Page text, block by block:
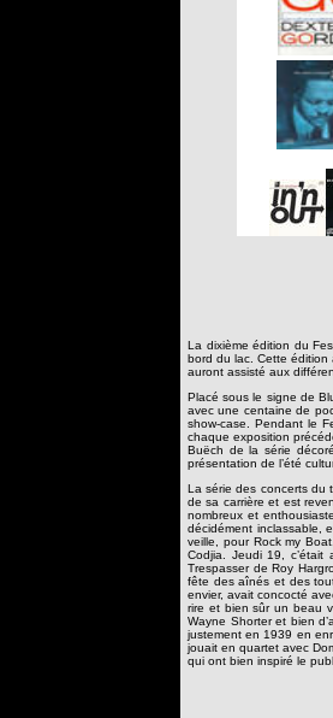
La dixième édition du
bord du lac. Cette édition
auront assisté aux
Placé sous le signe de
avec une centaine de
show-case. Pendant le
chaque exposition
Buëch de la série
présentation de l’été
La série des concerts du
de sa carrière et est
nombreux et
décidément inclassable,
veille, pour Rock my
Codjia. Jeudi 19,
Trespasser de Roy
fête des aînés et des
envier, avait concocté
rire et bien sûr un beau
Wayne Shorter et bien
justement en 1939 en
jouait en quartet avec
qui ont bien inspiré le